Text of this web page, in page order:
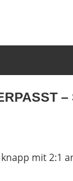
–
mit 2:1